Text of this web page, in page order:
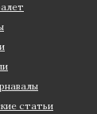
статьи